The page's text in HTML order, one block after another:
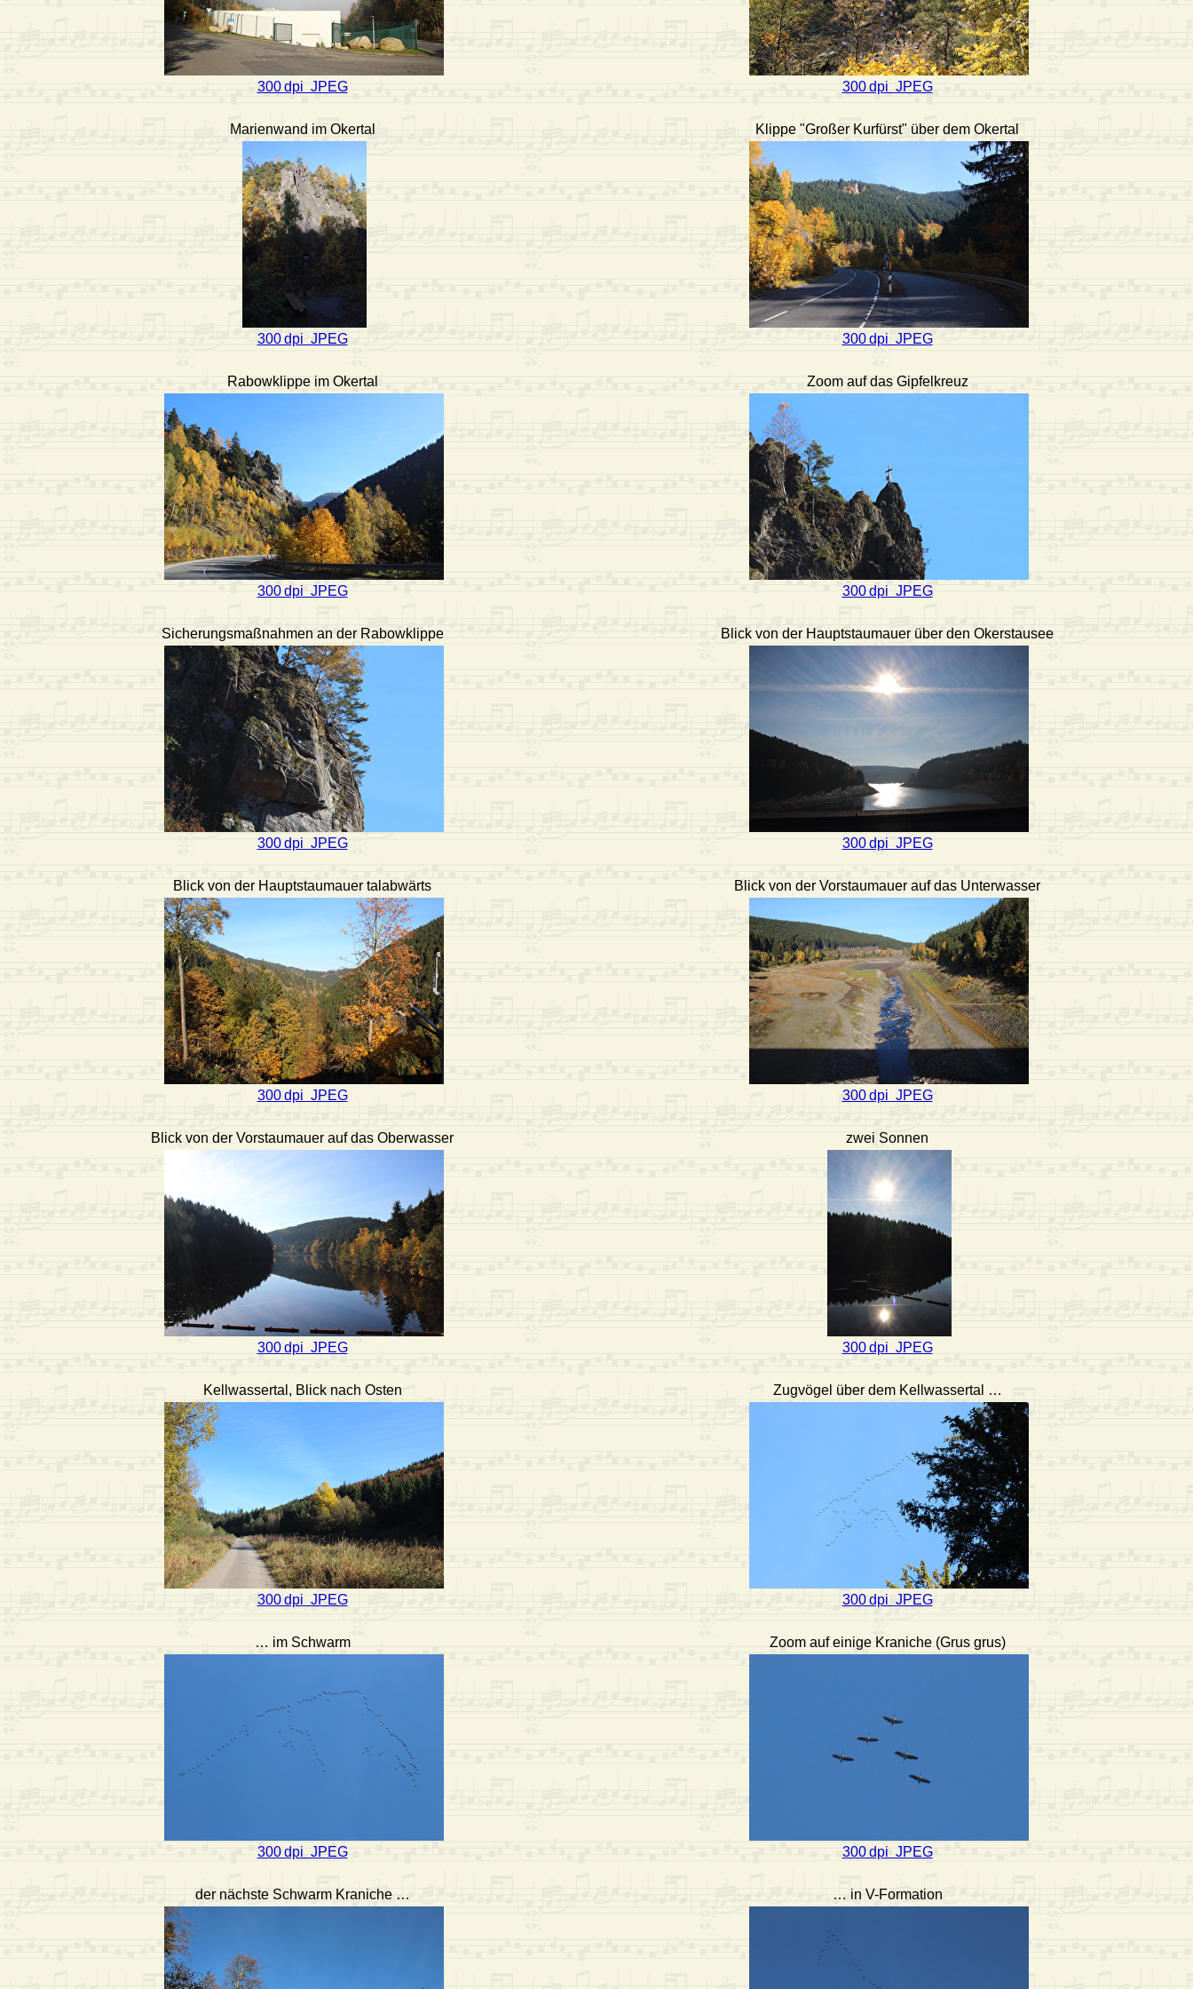
300 dpi JPEG 300 dpi JPEG
Marienwand im Okertal
300 dpi JPEG
Klippe "Großer Kurfürst" über dem Okertal
300 dpi JPEG
Rabowklippe im Okertal
300 dpi JPEG
Zoom auf das Gipfelkreuz
300 dpi JPEG
Sicherungsmaßnahmen an der Rabowklippe
300 dpi JPEG
Blick von der Hauptstaumauer über den Okerstausee
300 dpi JPEG
Blick von der Hauptstaumauer talabwärts
300 dpi JPEG
Blick von der Vorstaumauer auf das Unterwasser
300 dpi JPEG
Blick von der Vorstaumauer auf das Oberwasser
300 dpi JPEG
zwei Sonnen
300 dpi JPEG
Kellwassertal, Blick nach Osten
300 dpi JPEG
Zugvögel über dem Kellwassertal …
300 dpi JPEG
… im Schwarm
300 dpi JPEG
Zoom auf einige Kraniche (Grus grus)
300 dpi JPEG
der nächste Schwarm Kraniche … … in V-Formation